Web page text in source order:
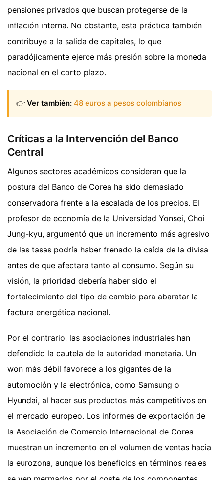
pensiones privados que buscan protegerse de la
inflación interna. No obstante, esta práctica también
contribuye a la salida de capitales, lo que
paradójicamente ejerce más presión sobre la moneda
nacional en el corto plazo.
👉 Ver también: 48 euros a pesos colombianos
Críticas a la Intervención del Banco
Central
Algunos sectores académicos consideran que la
postura del Banco de Corea ha sido demasiado
conservadora frente a la escalada de los precios. El
profesor de economía de la Universidad Yonsei, Choi
Jung-kyu, argumentó que un incremento más agresivo
de las tasas podría haber frenado la caída de la divisa
antes de que afectara tanto al consumo. Según su
visión, la prioridad debería haber sido el
fortalecimiento del tipo de cambio para abaratar la
factura energética nacional.
Por el contrario, las asociaciones industriales han
defendido la cautela de la autoridad monetaria. Un
won más débil favorece a los gigantes de la
automoción y la electrónica, como Samsung o
Hyundai, al hacer sus productos más competitivos en
el mercado europeo. Los informes de exportación de
la Asociación de Comercio Internacional de Corea
muestran un incremento en el volumen de ventas hacia
la eurozona, aunque los beneficios en términos reales